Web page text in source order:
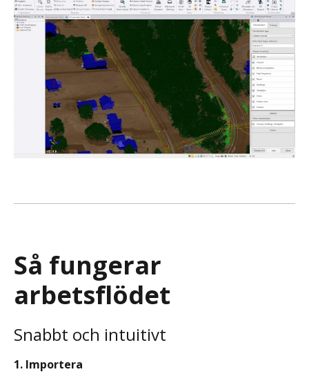
Så fungerar
arbetsflödet
Snabbt och intuitivt
1. Importera